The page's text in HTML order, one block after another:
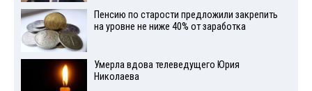
Пенсию по старости предложили закрепить
на уровне не ниже 40% от заработка
Умерла вдова телеведущего Юрия
Николаева